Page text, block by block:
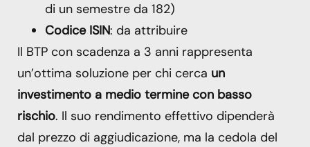
di un semestre da 182)
Codice ISIN: da attribuire
Il BTP con scadenza a 3 anni rappresenta
un’ottima soluzione per chi cerca un
investimento a medio termine con basso
rischio. Il suo rendimento effettivo dipenderà
dal prezzo di aggiudicazione, ma la cedola del